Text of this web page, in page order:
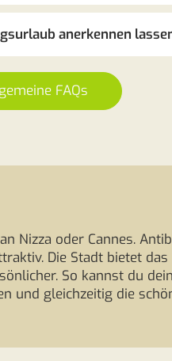
anerkennen
FAQs
Nizza oder Cannes.
Die Stadt bietet
So kannst du
und gleichzeitig die